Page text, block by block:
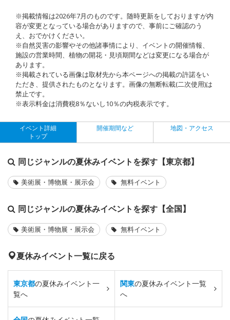
※掲載情報は2026年7月のものです。随時更新をしておりますが内
容が変更となっている場合がありますので、事前にご確認のう
え、おでかけください。
※自然災害の影響やその他諸事情により、イベントの開催情報、
施設の営業時間、植物の開花・見頃期間などは変更になる場合が
あります。
※掲載されている画像は取材先から本ページへの掲載の許諾をい
ただき、提供されたものとなります。画像の無断転載(二次使用)は
禁止です。
※表示料金は消費税8％ないし10％の内税表示です。
イベント詳細
トップ
開催期間など 地図・アクセス
同じジャンルの夏休みイベントを探す【東京都】
美術展・博物展・展示会 無料イベント
同じジャンルの夏休みイベントを探す【全国】
美術展・博物展・展示会 無料イベント
夏休みイベント一覧に戻る
東京都の夏休みイベント一
覧へ
関東の夏休みイベント一覧
へ